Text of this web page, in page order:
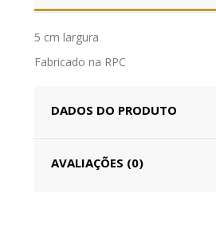
5 cm largura
Fabricado na RPC
DADOS DO PRODUTO
AVALIAÇÕES (0)